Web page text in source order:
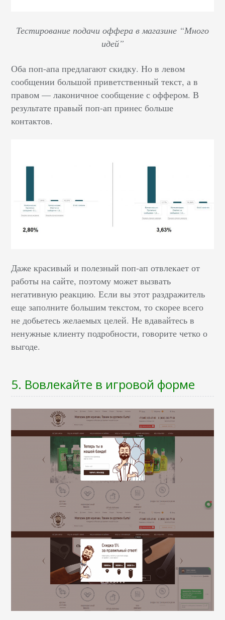
Тестирование подачи оффера в магазине “Много
идей”
Оба поп-апа предлагают скидку. Но в левом
сообщении большой приветственный текст, а в
правом — лаконичное сообщение с оффером. В
результате правый поп-ап принес больше
контактов.
Даже красивый и полезный поп-ап отвлекает от
работы на сайте, поэтому может вызвать
негативную реакцию. Если вы этот раздражитель
еще заполните большим текстом, то скорее всего
не добьетесь желаемых целей. Не вдавайтесь в
ненужные клиенту подробности, говорите четко о
выгоде.
5. Вовлекайте в игровой форме